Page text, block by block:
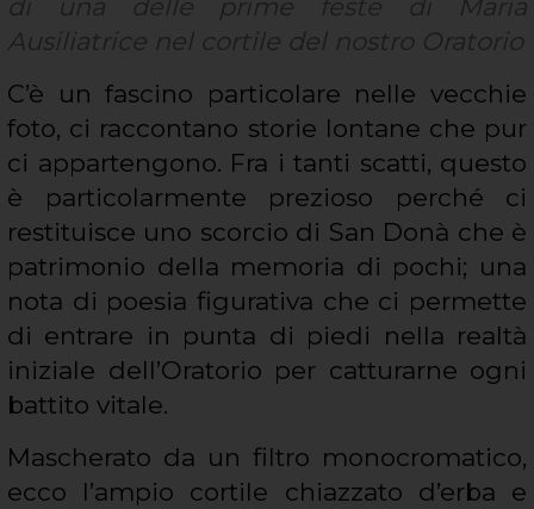
di una delle prime feste di Maria
Ausiliatrice nel cortile del nostro Oratorio
C’è un fascino particolare nelle vecchie
foto, ci raccontano storie lontane che pur
ci appartengono. Fra i tanti scatti, questo
è particolarmente prezioso perché ci
restituisce uno scorcio di San Donà che è
patrimonio della memoria di pochi; una
nota di poesia figurativa che ci permette
di entrare in punta di piedi nella realtà
iniziale dell’Oratorio per catturarne ogni
battito vitale.
Mascherato da un filtro monocromatico,
ecco l’ampio cortile chiazzato d’erba e